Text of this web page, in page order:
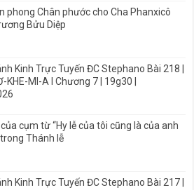
phong Chân phước cho Cha Phanxicô
Bửu Diệp
Kinh Trực Tuyến ĐC Stephano Bài 218 |
KHE-MI-A I Chương 7 | 19g30 |
cụm từ “Hy lễ của tôi cũng là của anh
Thánh lễ
Kinh Trực Tuyến ĐC Stephano Bài 217 |